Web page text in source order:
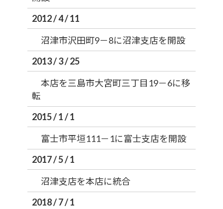
2012 / 4 / 11
沼津市沢田町9－8に沼津支店を開設
2013 / 3 / 25
本店を三島市大宮町三丁目19－6に移
転
2015 / 1 / 1
富士市平垣111－1に富士支店を開設
2017 / 5 / 1
沼津支店を本店に統合
2018 / 7 / 1